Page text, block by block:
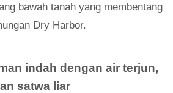
bawah tanah yang membentang
Dry Harbor.
indah dengan air terjun,
satwa liar